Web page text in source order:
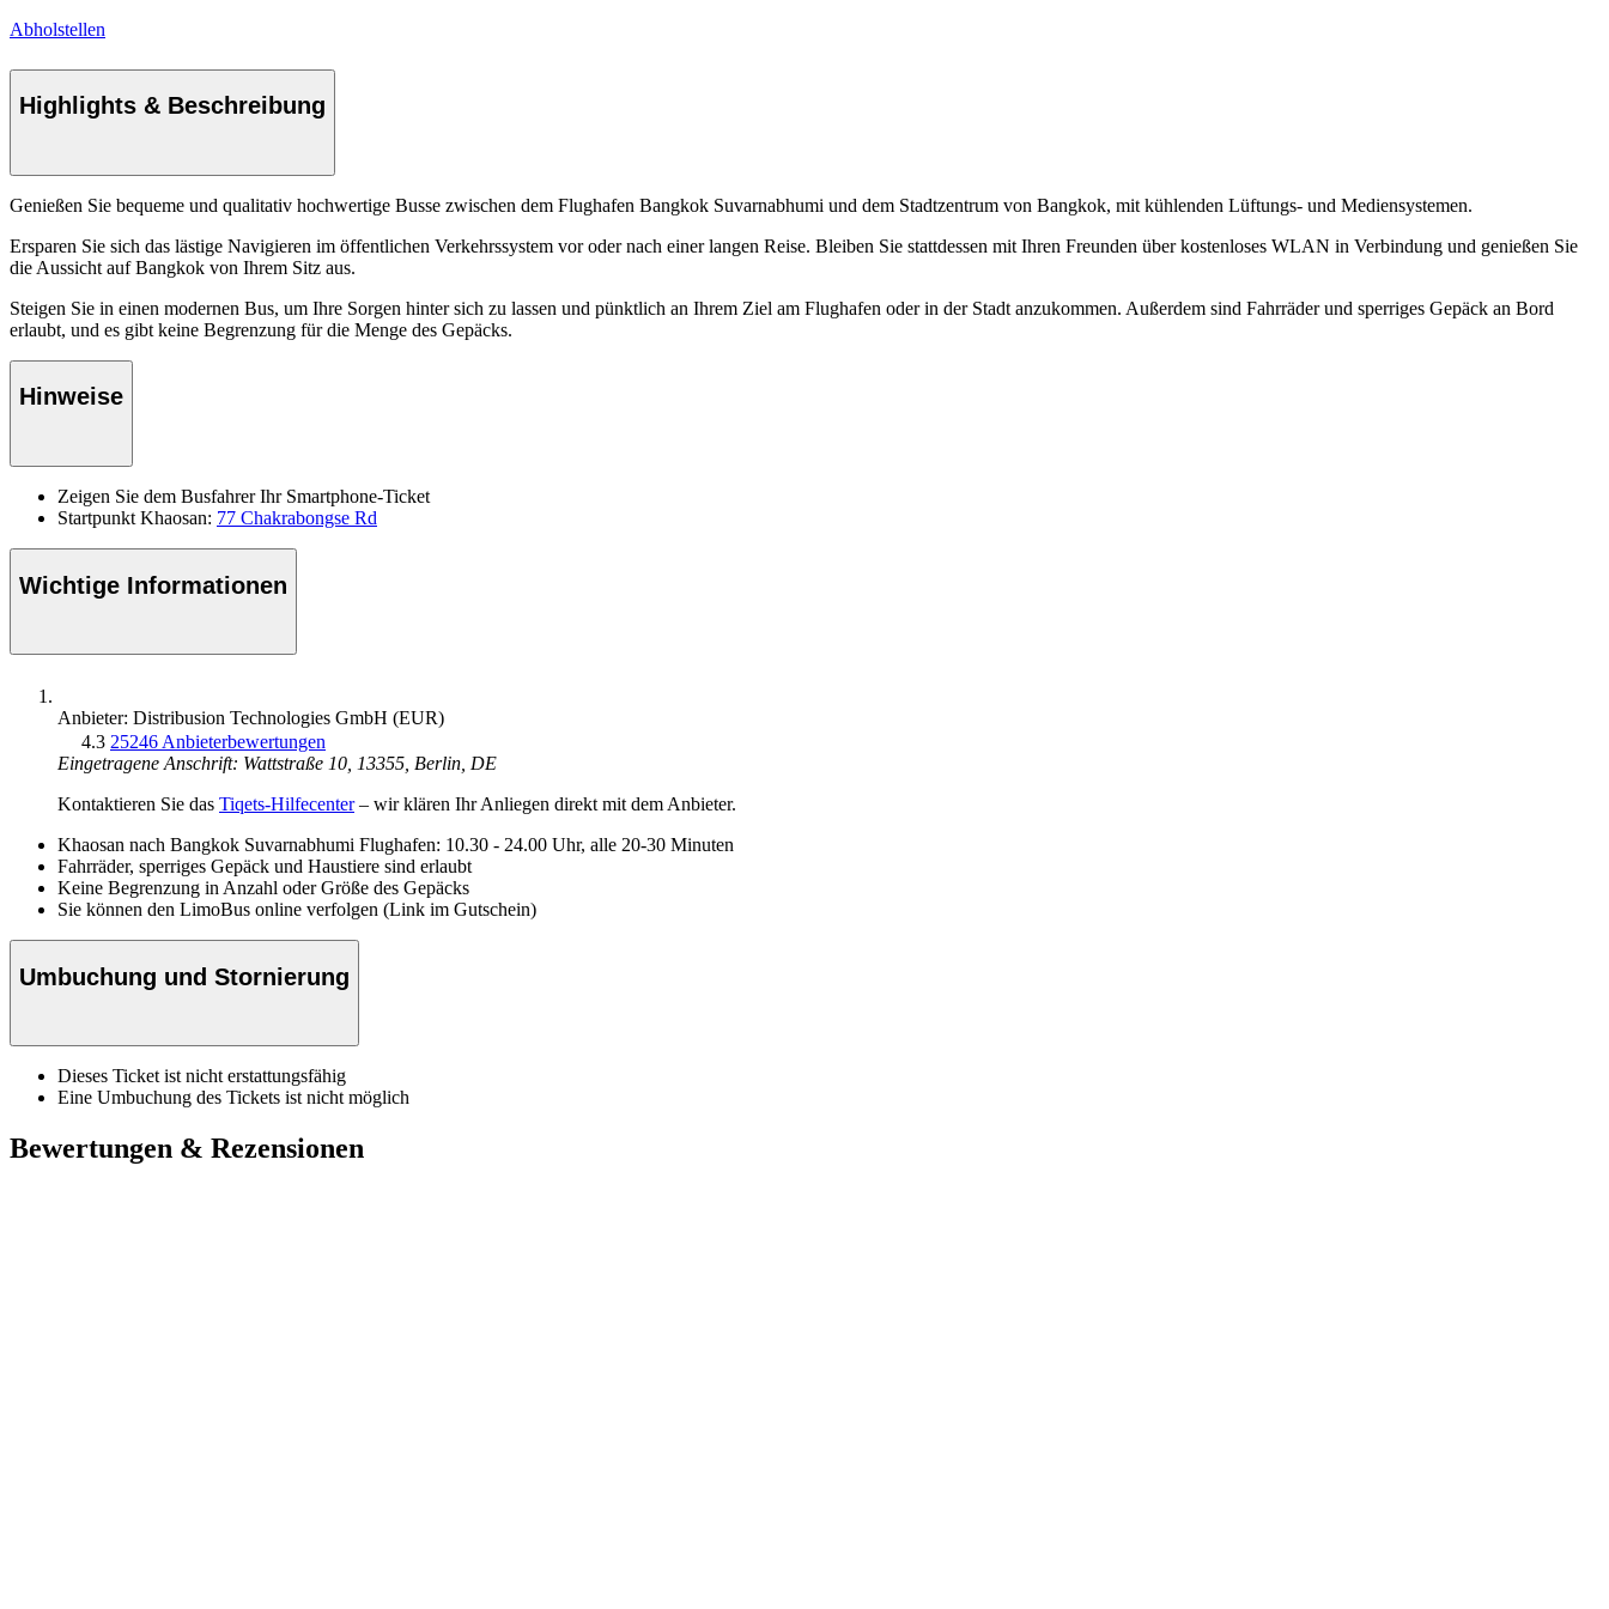
Abholstellen
Highlights & Beschreibung
Genießen Sie bequeme und qualitativ hochwertige Busse zwischen dem Flughafen Bangkok Suvarnabhumi und dem Stadtzentrum von Bangkok, mit kühlenden Lüftungs- und Mediensystemen.
Ersparen Sie sich das lästige Navigieren im öffentlichen Verkehrssystem vor oder nach einer langen Reise. Bleiben Sie stattdessen mit Ihren Freunden über kostenloses WLAN in Verbindung und genießen Sie
die Aussicht auf Bangkok von Ihrem Sitz aus.
Steigen Sie in einen modernen Bus, um Ihre Sorgen hinter sich zu lassen und pünktlich an Ihrem Ziel am Flughafen oder in der Stadt anzukommen. Außerdem sind Fahrräder und sperriges Gepäck an Bord
erlaubt, und es gibt keine Begrenzung für die Menge des Gepäcks.
Hinweise
Zeigen Sie dem Busfahrer Ihr Smartphone-Ticket
Startpunkt Khaosan: 77 Chakrabongse Rd
Wichtige Informationen
Anbieter: Distribusion Technologies GmbH (EUR)
4.3 25246 Anbieterbewertungen
Eingetragene Anschrift: Wattstraße 10, 13355, Berlin, DE
Kontaktieren Sie das Tiqets-Hilfecenter– wir klären Ihr Anliegen direkt mit dem Anbieter.
Khaosan nach Bangkok Suvarnabhumi Flughafen: 10.30 - 24.00 Uhr, alle 20-30 Minuten
Fahrräder, sperriges Gepäck und Haustiere sind erlaubt
Keine Begrenzung in Anzahl oder Größe des Gepäcks
Sie können den LimoBus online verfolgen (Link im Gutschein)
Umbuchung und Stornierung
Dieses Ticket ist nicht erstattungsfähig
Eine Umbuchung des Tickets ist nicht möglich
Bewertungen & Rezensionen